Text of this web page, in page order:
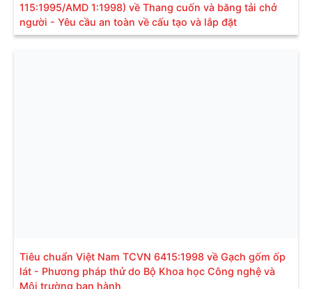
115:1995/AMD 1:1998) về Thang cuốn và băng tải chở
người - Yêu cầu an toàn về cấu tạo và lắp đặt
Tiêu chuẩn Việt Nam TCVN 6415:1998 về Gạch gốm ốp
lát - Phương pháp thử do Bộ Khoa học Công nghệ và
Môi trường ban hành